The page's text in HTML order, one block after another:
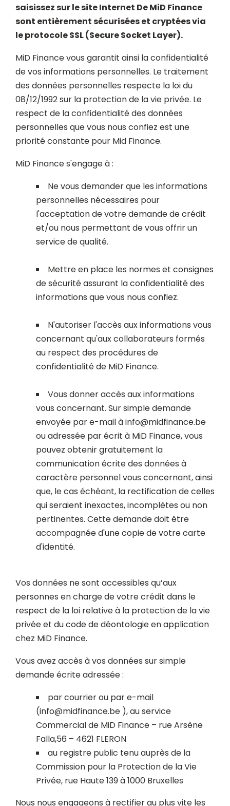
saisissez sur le site Internet De MiD Finance
sont entièrement sécurisées et cryptées via
le protocole SSL (Secure Socket Layer).
MiD Finance vous garantit ainsi la confidentialité
de vos informations personnelles. Le traitement
des données personnelles respecte la loi du
08/12/1992 sur la protection de la vie privée. Le
respect de la confidentialité des données
personnelles que vous nous confiez est une
priorité constante pour Mid Finance.
MiD Finance s'engage à :
Ne vous demander que les informations
personnelles nécessaires pour
l'acceptation de votre demande de crédit
et/ou nous permettant de vous offrir un
service de qualité.
Mettre en place les normes et consignes
de sécurité assurant la confidentialité des
informations que vous nous confiez.
N'autoriser l'accès aux informations vous
concernant qu'aux collaborateurs formés
au respect des procédures de
confidentialité de MiD Finance.
Vous donner accès aux informations
vous concernant. Sur simple demande
envoyée par e-mail àinfo@midfinance.be
ou adressée par écrit à MiD Finance, vous
pouvez obtenir gratuitement la
communication écrite des données à
caractère personnel vous concernant, ainsi
que, le cas échéant, la rectification de celles
qui seraient inexactes, incomplètes ou non
pertinentes. Cette demande doit être
accompagnée d'une copie de votre carte
d'identité.
Vos données ne sont accessibles qu’aux
personnes en charge de votre crédit dans le
respect de la loi relative à la protection de la vie
privée et du code de déontologie en application
chez MiD Finance.
Vous avez accès à vos données sur simple
demande écrite adressée :
par courrier ou par e-mail
(info@midfinance.be ), au service
Commercial de MiD Finance – rue Arsène
Falla,56 – 4621 FLERON
au registre public tenu auprès de la
Commission pour la Protection de la Vie
Privée, rue Haute 139 à 1000 Bruxelles
Nous nous engageons à rectifier au plus vite les